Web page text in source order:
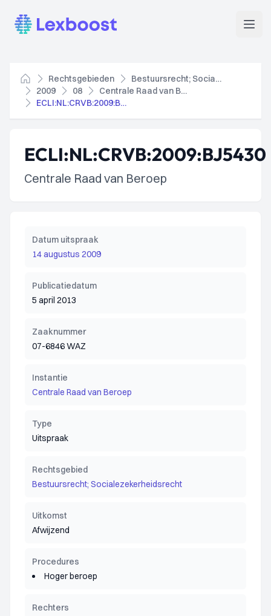
Lexboost
Home
Rechtsgebieden
Bestuursrecht; Socialezekerheidsrecht
2009
08
Centrale Raad van Beroep
ECLI:NL:CRVB:2009:BJ5430
ECLI:NL:CRVB:2009:BJ5430
Centrale Raad van Beroep
Datum uitspraak
14 augustus 2009
Publicatiedatum
5 april 2013
Zaaknummer
07-6846 WAZ
Instantie
Centrale Raad van Beroep
Type
Uitspraak
Rechtsgebied
Bestuursrecht; Socialezekerheidsrecht
Uitkomst
Afwijzend
Procedures
Hoger beroep
Rechters